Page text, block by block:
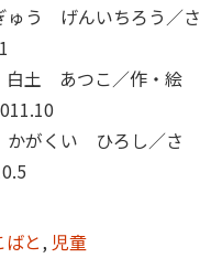
ゅう げんいちろう／さ
白土 あつこ／作・絵
かがくい ひろし／さ
ばと, 児童